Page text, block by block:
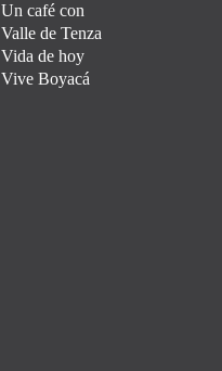
Un café con
Valle de Tenza
Vida de hoy
Vive Boyacá